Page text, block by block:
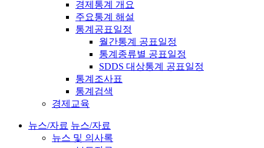
경제통계 개요
주요통계 해설
통계공표일정
월간통계 공표일정
통계종류별 공표일정
SDDS 대상통계 공표일정
통계조사표
통계검색
경제교육
뉴스/자료 뉴스/자료
뉴스 및 의사록